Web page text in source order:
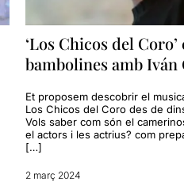
‘Los Chicos del
bambolines amb Iván
Et proposem descobrir el
Los Chicos del Coro des de
Vols saber com són el
el actors i les actrius? com
[…]
2 març 2024